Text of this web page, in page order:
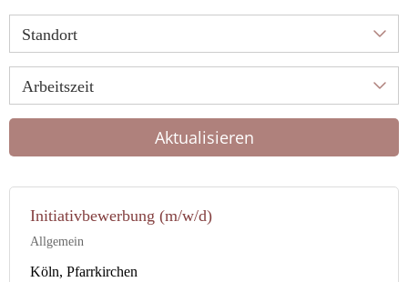
Standort
Arbeitszeit
Aktualisieren
Initiativbewerbung (m/w/d)
Allgemein
Köln, Pfarrkirchen